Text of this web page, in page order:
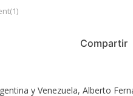
Compartir
y Venezuela, Alberto